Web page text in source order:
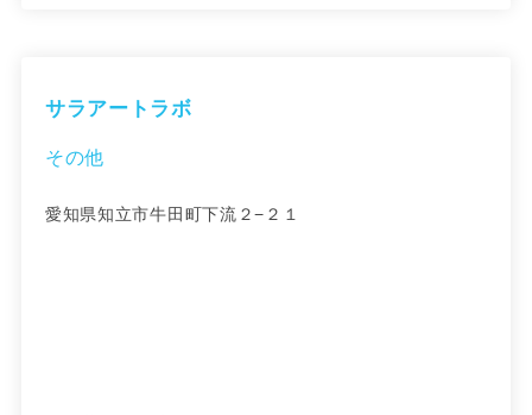
サラアートラボ
その他
愛知県知立市牛田町下流２−２１